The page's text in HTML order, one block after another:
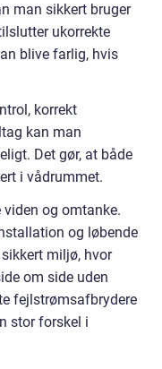
man sikkert bruger
ukorrekte
blive farlig, hvis
korrekt
kan man
Det gør, at både
i vådrummet.
og omtanke.
og løbende
miljø, hvor
om side uden
fejlstrømsafbrydere
stor forskel i